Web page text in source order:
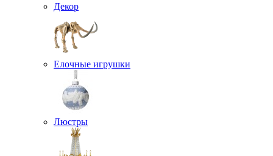
Декор
Елочные игрушки
Люстры